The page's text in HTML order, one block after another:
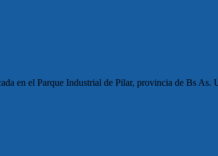
en el Parque Industrial de Pilar, provincia de Bs As.